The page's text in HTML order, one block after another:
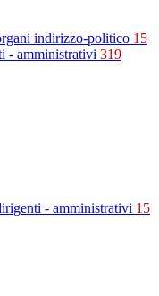
indirizzo-politico 15
- amministrativi 319
- amministrativi 15